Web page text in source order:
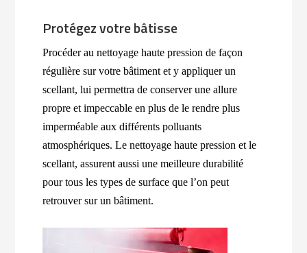
Protégez votre bâtisse
Procéder au nettoyage haute pression de façon
régulière sur votre bâtiment et y appliquer un
scellant, lui permettra de conserver une allure
propre et impeccable en plus de le rendre plus
imperméable aux différents polluants
atmosphériques. Le nettoyage haute pression et le
scellant, assurent aussi une meilleure durabilité
pour tous les types de surface que l’on peut
retrouver sur un bâtiment.